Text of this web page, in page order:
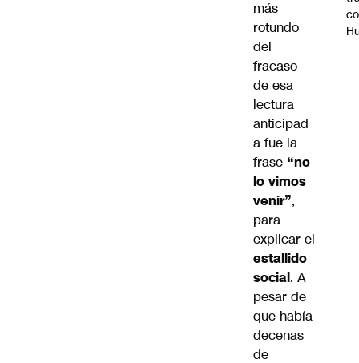
más
rotundo
del
fracaso
de esa
lectura
anticipad
a fue la
frase “no
lo vimos
venir”,
para
explicar el
estallido
social. A
pesar de
que había
decenas
de